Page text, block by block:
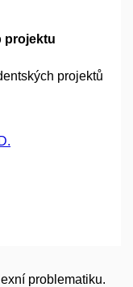
projektu
projektů
problematiku.